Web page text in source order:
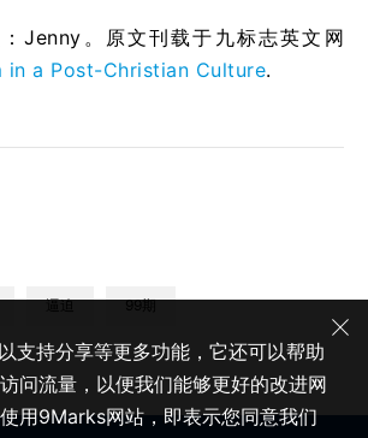
Jenny。原文刊载于九标志英文网
in a Post-Christian Culture.
逼迫 99期
支持分享等更多功能，它还可以帮助
问流量，以便我们能够更好的改进网
用9Marks网站，即表示您同意我们